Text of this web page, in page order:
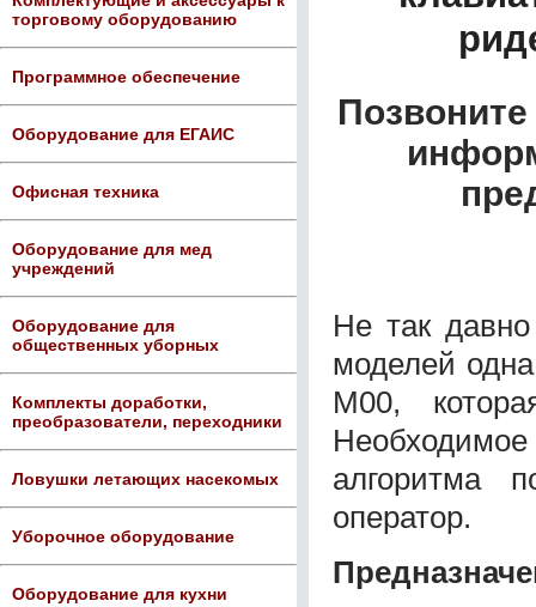
торговому оборудованию
Программное обеспечение
Оборудование для ЕГАИС
Офисная техника
Оборудование для мед
учреждений
Оборудование для
общественных уборных
Комплекты доработки,
преобразователи, переходники
Ловушки летающих насекомых
Уборочное оборудование
Оборудование для кухни
Не так
моделей
M00,
алгоритма
оператор.